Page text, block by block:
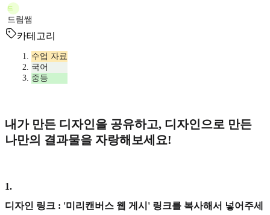
드
드림쌤
카테고리
수업 자료
국어
중등
내가 만든 디자인을 공유하고, 디자인으로 만든
나만의 결과물을 자랑해보세요!
1.
디자인 링크 : '미리캔버스 웹 게시' 링크를 복사해서 넣어주세